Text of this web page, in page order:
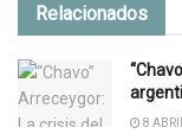
Relacionados
8